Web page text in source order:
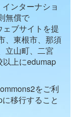
ンターナショ
無償で
ブサイトを提
、東根市、那須
立山町、二宮
上にedumap
をご利
移行すること